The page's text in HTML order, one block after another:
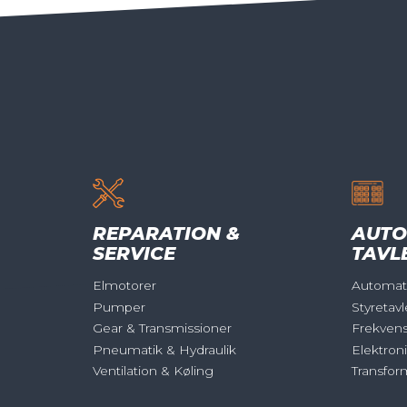
REPARATION &
SERVICE
Elmotorer
Pumper
Gear & Transmissioner
Pneumatik & Hydraulik
Ventilation & Køling